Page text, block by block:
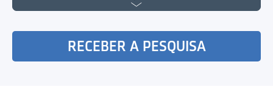
RECEBER A PESQUISA